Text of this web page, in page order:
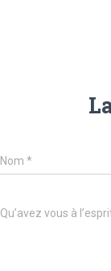
Nom *
Qu’avez vous à